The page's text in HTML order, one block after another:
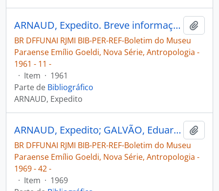
ARNAUD, Expedito. Breve informação sôbre os índios asuriní e parakanan; rio Tocantins, Pará [Boletim do Museu Paraense Emílio Goeldi, Nova Série, Antropologia]
BR DFFUNAI RJMI BIB-PER-REF-Boletim do Museu
Paraense Emílio Goeldi, Nova Série, Antropologia -
1961 - 11 -
· Item · 1961
Parte de Bibliográfico
ARNAUD, Expedito
ARNAUD, Expedito; GALVÃO, Eduardo. Notícia sobre os índios anambé [Rio Caiari, Pará] [Boletim do Museu Paraense Emílio Goeldi, Nova Série, Antropologia]
BR DFFUNAI RJMI BIB-PER-REF-Boletim do Museu
Paraense Emílio Goeldi, Nova Série, Antropologia -
1969 - 42 -
· Item · 1969